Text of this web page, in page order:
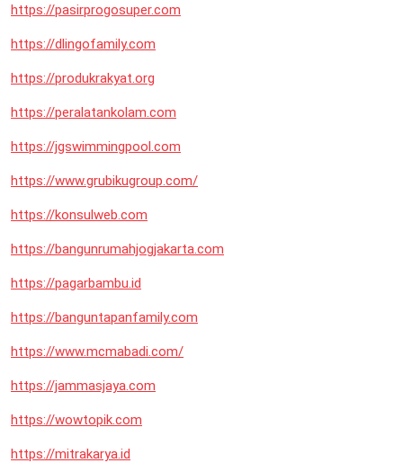
https://pasirprogosuper.com
https://dlingofamily.com
https://produkrakyat.org
https://peralatankolam.com
https://jgswimmingpool.com
https://www.grubikugroup.com/
https://konsulweb.com
https://bangunrumahjogjakarta.com
https://pagarbambu.id
https://banguntapanfamily.com
https://www.mcmabadi.com/
https://jammasjaya.com
https://wowtopik.com
https://mitrakarya.id